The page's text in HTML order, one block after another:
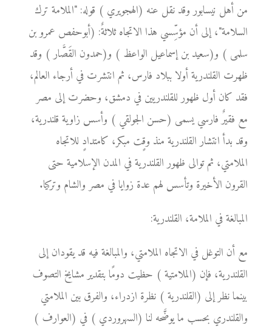
من أهل نيسابور وقد نقل عنه (الهجويري ) قوله: "الملامة ترك
السلامة"، إلى أن مؤسِّسي هذا الاتجاه ثلاثةٌ: (أبوحفص عمرو بن
سلمى ) و(سعيد بن إسماعيل الواعظ ) و(حمدون القَصَّار ) وقد
ظهرت القلندرية أولا ببلاد فارس، ثم انتشرت في أرجاء العالم،
فقد كان أول ظهور للقلندريين في دمشق، وحضرت إلى مصر
مع فقيرٌ فارسي يسمى (حسن الجولقي ) وأسس زاوية قلندرية،
وقد بدأ انتشار القلندرية منذ وقٍت مبكر، كامتدادٍ للاتجاه
الملامتي، ثم توالى ظهور القلندرية في المدن الإسلامية حتى
القرون الأخيرة وتأسس لهم عدة زوايا في مصر والشام وتركيا.
المبالغة في الملامة، القلندرية:
مع أن التوغل في الاتجاه الملامتي، والمبالغة فيه قد يقودان إلى
القلندرية، فإن (الملامتية ) حظيت دومًا بتقدير مشايخ التصوف
بينما نظر إلى (القلندرية ) نظرة ازدراء، والفرق بين الملامتي
والقلندري بحسب ما يوضَّحه لنا (السهروردي ) في (العوارف )